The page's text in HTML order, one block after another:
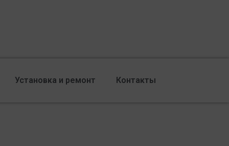
Установка и ремонт Контакты